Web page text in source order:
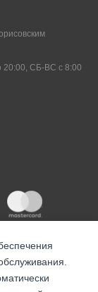
20:00, СБ-ВС с 8:00